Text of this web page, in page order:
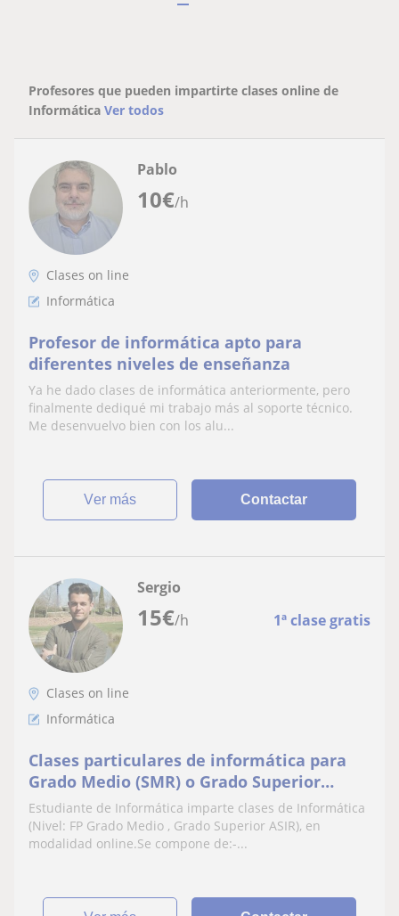
Profesores que pueden impartirte clases online de
Informática Ver todos
10€/h
Pablo
Clases on line
Informática
Profesor de informática apto para
diferentes niveles de enseñanza
Ya he dado clases de informática anteriormente, pero
finalmente dediqué mi trabajo más al soporte técnico.
Me desenvuelvo bien con los alu...
ver más Contactar
15€/h 1ª clase gratis
Sergio
Clases on line
Informática
Clases particulares de informática para
Grado Medio (SMR) o Grado Superior
(ASIR)
Estudiante de Informática imparte clases de Informática
(Nivel: FP Grado Medio , Grado Superior ASIR), en
modalidad online.Se compone de:-...